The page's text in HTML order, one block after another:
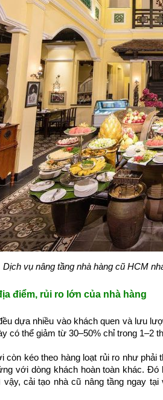
Dịch vụ nâng tầng nhà hàng cũ HCM
điểm, rủi ro lớn của nhà hàng
dựa nhiều vào khách quen và lưu
có thể giảm từ 30–50% chỉ trong 1–2
còn kéo theo hàng loạt rủi ro như
với dòng khách hoàn toàn khác.
cải tạo nhà cũ nâng tầng ngay